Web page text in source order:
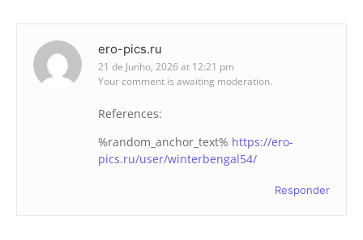
ero-pics.ru
21 de Junho, 2026 at 12:21 pm
Your comment is awaiting moderation.
References:
%random_anchor_text% https://ero-
pics.ru/user/winterbengal54/
Responder